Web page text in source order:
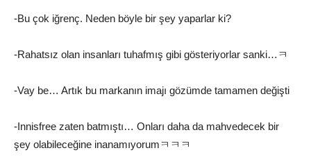
-Bu çok iğrenç. Neden böyle bir şey yaparlar ki?
-Rahatsız olan insanları tuhafmış gibi gösteriyorlar sanki…ㅋ
-Vay be… Artık bu markanın imajı gözümde tamamen değişti
-Innisfree zaten batmıştı… Onları daha da mahvedecek bir
şey olabileceğine inanamıyorumㅋㅋㅋ